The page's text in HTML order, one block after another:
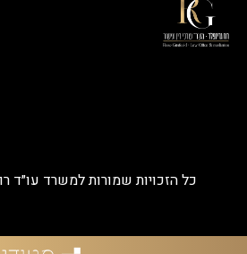
כל הזכויות שמורות למשרד עו״ד רוז